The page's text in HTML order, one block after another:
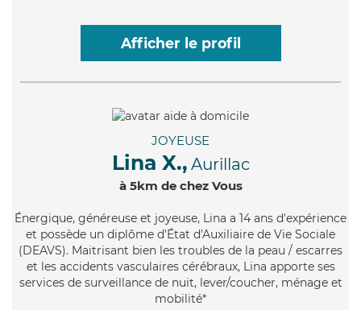
Afficher le profil
JOYEUSE
Lina X., Aurillac
à 5km de chez Vous
Énergique, généreuse et joyeuse, Lina a 14 ans d'expérience
et possède un diplôme d'État d'Auxiliaire de Vie Sociale
(DEAVS). Maitrisant bien les troubles de la peau / escarres
et les accidents vasculaires cérébraux, Lina apporte ses
services de surveillance de nuit, lever/coucher, ménage et
mobilité*